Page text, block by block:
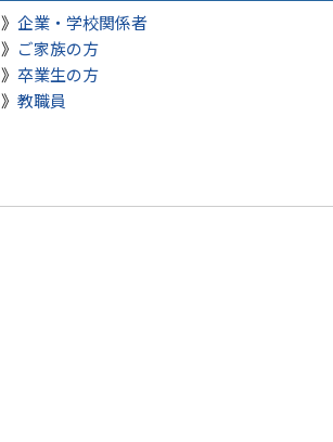
企業・学校関係者
ご家族の方
卒業生の方
教職員